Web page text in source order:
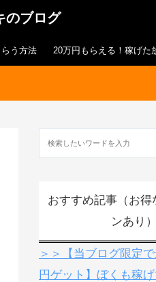
のブログ
う方法 20万円もらえる！稼げた
おすすめ記事（お得
ンあり）
＞＞【当ブログ限定
円ゲット】ぼくも稼